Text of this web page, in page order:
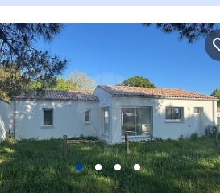
la droitevers la gauche